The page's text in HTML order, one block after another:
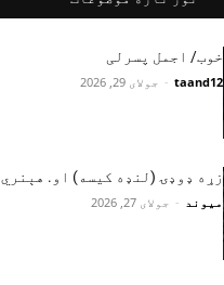
خوب/ اجمل پسرلی
taand12
- جولای 29, 2026
زړه ډوډۍ (لنډه کیسه) او. هېنري
میوند - جولای 27, 2026